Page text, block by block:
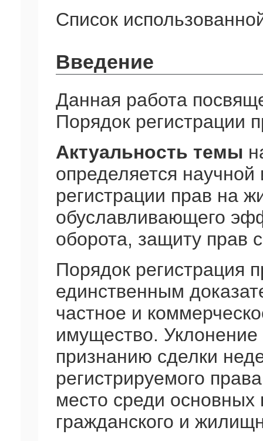
Список
Введение
Данная работа
Порядок регистрации
Актуальность темы
определяется
регистрации прав на
обуславливающего
оборота, защиту прав
Порядок регистрация
единственным
частное и
имущество. Уклонение
признанию сделки
регистрируемого
место среди
гражданского и